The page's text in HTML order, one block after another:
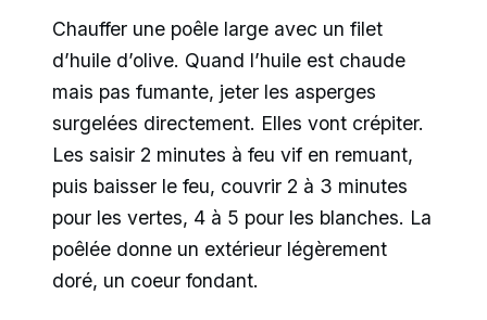
Chauffer une poêle large avec un filet
d’huile d’olive. Quand l’huile est chaude
mais pas fumante, jeter les asperges
surgelées directement. Elles vont crépiter.
Les saisir 2 minutes à feu vif en remuant,
puis baisser le feu, couvrir 2 à 3 minutes
pour les vertes, 4 à 5 pour les blanches. La
poêlée donne un extérieur légèrement
doré, un coeur fondant.